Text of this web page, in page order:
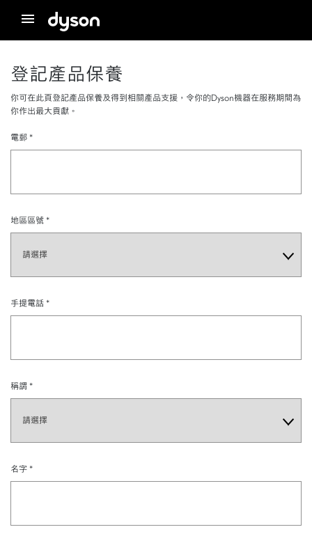
menu
登記產品保養
你可在此頁登記產品保養及得到相關產品支援，令你的Dyson機器在服務期間為
你作出最大貢獻。
電郵 *
地區區號 *
手提電話 *
稱謂 *
名字 *